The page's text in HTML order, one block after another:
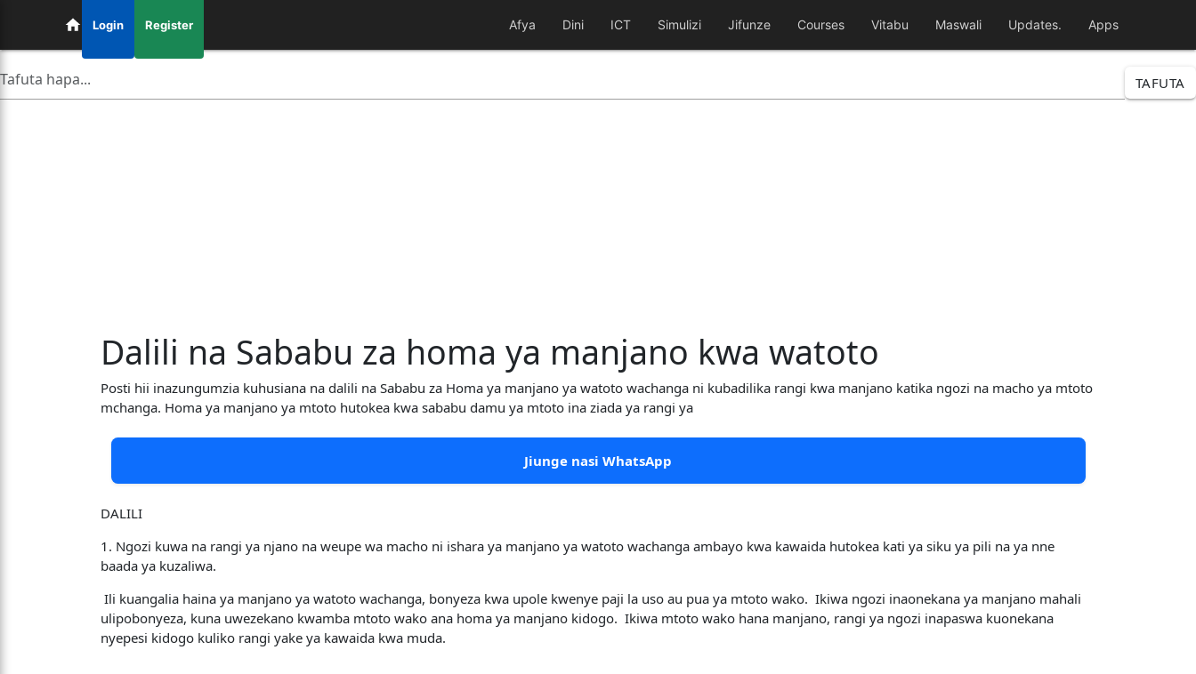
Login Register Afya Dini ICT Simulizi Jifunze Courses Vitabu Maswali Updates. Apps
TAFUTA
Dalili na Sababu za homa ya manjano kwa watoto
Posti hii inazungumzia kuhusiana na dalili na Sababu za Homa ya manjano ya watoto wachanga ni kubadilika rangi kwa manjano katika ngozi na macho ya mtoto
mchanga. Homa ya manjano ya mtoto hutokea kwa sababu damu ya mtoto ina ziada ya rangi ya
Jiunge nasi WhatsApp
DALILI
1. Ngozi kuwa na rangi ya njano na weupe wa macho ni ishara ya manjano ya watoto wachanga ambayo kwa kawaida hutokea kati ya siku ya pili na ya nne
baada ya kuzaliwa.
Ili kuangalia haina ya manjano ya watoto wachanga, bonyeza kwa upole kwenye paji la uso au pua ya mtoto wako. Ikiwa ngozi inaonekana ya manjano mahali
ulipobonyeza, kuna uwezekano kwamba mtoto wako ana homa ya manjano kidogo. Ikiwa mtoto wako hana manjano, rangi ya ngozi inapaswa kuonekana
nyepesi kidogo kuliko rangi yake ya kawaida kwa muda.